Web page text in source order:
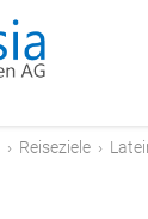
› Reiseziele ›